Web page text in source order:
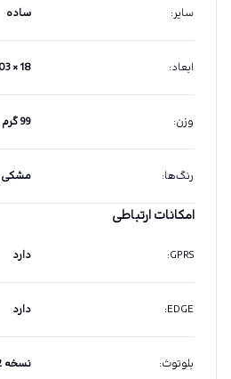
سایر: ساده
ابعاد: 18 × 103 × 47 میلیمتر
وزن: 99 گرم
رنگ‌ها: مشکی
امکانات ارتباطی
GPRS
: دارد
EDGE
: دارد
بلوتوث: نسخه 1.2